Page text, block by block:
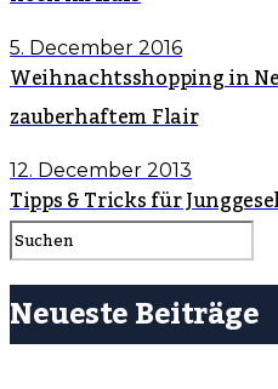
5. December 2016
Weihnachtsshopping in
zauberhaftem Flair
12. December 2013
Tipps & Tricks für
Neueste Beiträge